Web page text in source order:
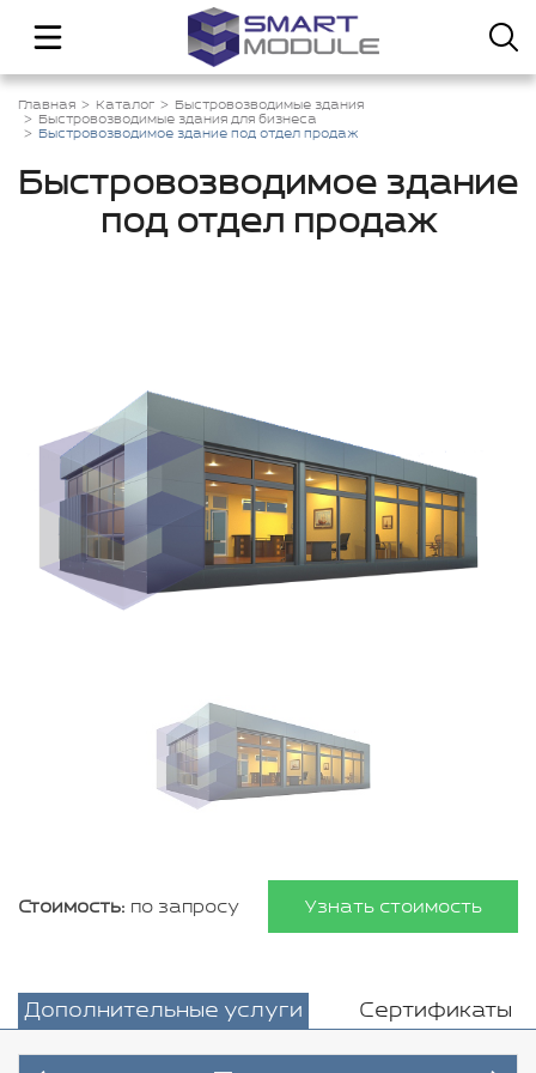
Главная Каталог
Быстровозводимые здания
Быстровозводимые здания для бизнеса
Быстровозводимое здание под отдел продаж
Быстровозводимое здание
под отдел продаж
Стоимость: по запросу Узнать стоимость
Дополнительные услуги Сертификаты